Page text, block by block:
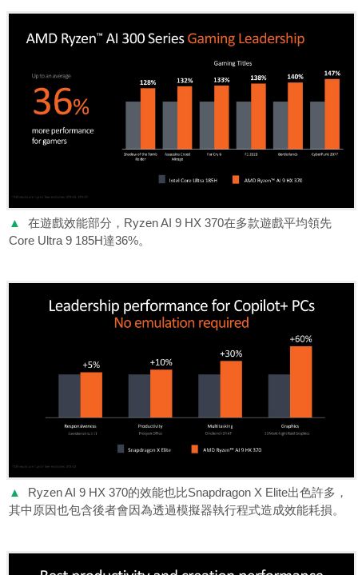
▲
在遊戲效能部分，Ryzen AI 9 HX 370在多款遊戲平均領先
Core Ultra 9 185H達36%。
▲
Ryzen AI 9 HX 370的效能也比Snapdragon X Elite出色許多，
其中原因也包含後者會因為透過模擬器執行程式造成效能耗損。